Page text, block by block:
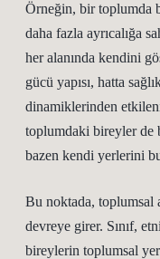
Örneğin, bir toplumda
daha fazla ayrıcalığa
her alanında kendini
gücü yapısı, hatta
dinamiklerinden
toplumdaki bireyler de
bazen kendi yerlerini
Bu noktada, toplumsal
devreye girer. Sınıf,
bireylerin toplumsal